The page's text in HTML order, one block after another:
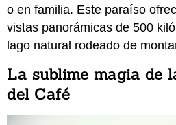
o en familia. Este paraíso
vistas panorámicas de 500
lago natural rodeado de
La sublime magia de
del Café